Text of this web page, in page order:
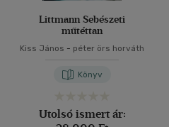
Littmann Sebészeti
műtéttan
Kiss János - péter örs horváth
Könyv
Utolsó ismert ár: